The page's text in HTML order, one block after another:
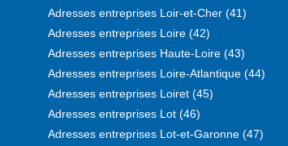
Adresses entreprises Loir-et-Cher (41)
Adresses entreprises Loire (42)
Adresses entreprises Haute-Loire (43)
Adresses entreprises Loire-Atlantique (44)
Adresses entreprises Loiret (45)
Adresses entreprises Lot (46)
Adresses entreprises Lot-et-Garonne (47)